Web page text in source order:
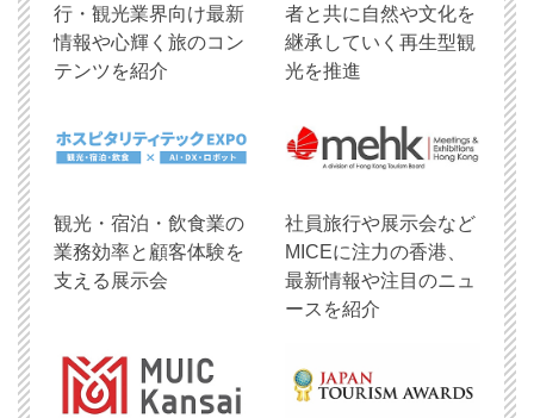
行・観光業界向け最新
情報や心輝く旅のコン
テンツを紹介
者と共に自然や文化を
継承していく再生型観
光を推進
観光・宿泊・飲食業の
業務効率と顧客体験を
支える展示会
社員旅行や展示会など
MICEに注力の香港、
最新情報や注目のニュ
ースを紹介